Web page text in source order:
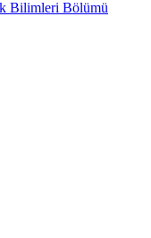
Bilimleri Bölümü